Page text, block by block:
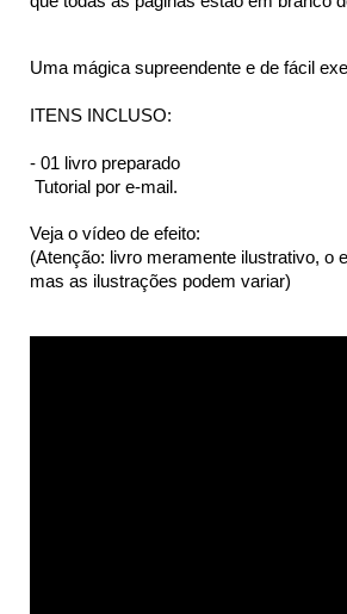
Uma mágica supreendente e de fácil
ITENS INCLUSO:
- 01 livro preparado
Tutorial por e-mail.
Veja o vídeo de efeito:
(Atenção: livro meramente ilustrativo, o
mas as ilustrações podem variar)